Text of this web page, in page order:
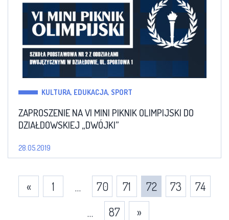
KULTURA, EDUKACJA, SPORT
ZAPROSZENIE NA VI MINI PIKNIK OLIMPIJSKI DO
DZIAŁDOWSKIEJ „DWÓJKI”
28.05.2019
« 1 … 70 71 72 73
74
…
87 »